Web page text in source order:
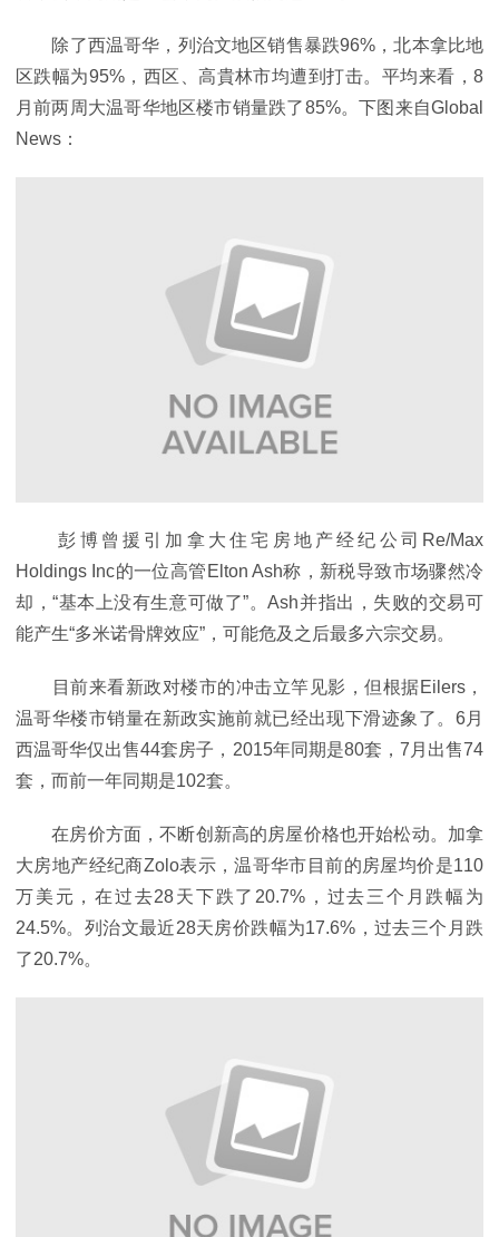
除了西温哥华，列治文地区销售暴跌96%，北本拿比地
区跌幅为95%，西区、高貴林市均遭到打击。平均来看，8
月前两周大温哥华地区楼市销量跌了85%。下图来自Global
News：
彭博曾援引加拿大住宅房地产经纪公司Re/Max
Holdings Inc的一位高管Elton Ash称，新税导致市场骤然冷
却，“基本上没有生意可做了”。Ash并指出，失败的交易可
能产生“多米诺骨牌效应”，可能危及之后最多六宗交易。
目前来看新政对楼市的冲击立竿见影，但根据Eilers，
温哥华楼市销量在新政实施前就已经出现下滑迹象了。6月
西温哥华仅出售44套房子，2015年同期是80套，7月出售74
套，而前一年同期是102套。
在房价方面，不断创新高的房屋价格也开始松动。加拿
大房地产经纪商Zolo表示，温哥华市目前的房屋均价是110
万美元，在过去28天下跌了20.7%，过去三个月跌幅为
24.5%。列治文最近28天房价跌幅为17.6%，过去三个月跌
了20.7%。